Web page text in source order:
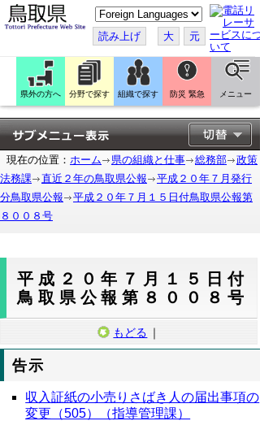
こ
の
ペ
ー
ジ
翻
訳
す
る
読み上げ 大 元
県外の方へ 分野で探す 組織で探す 防災 緊急 メニュー
現在の位置： ホーム 県の組織と仕事 総務部
政策
法務課
直近２年の鳥取県公報
平成２０年７月発行
分鳥取県公報
平成２０年７月１５日付鳥取県公報第
８００８号
平成２０年７月１５日付
鳥取県公報第８００８号
もどる ｜
告示
収入証紙の小売りさばき人の届出事項の
変更（505）（指導管理課）